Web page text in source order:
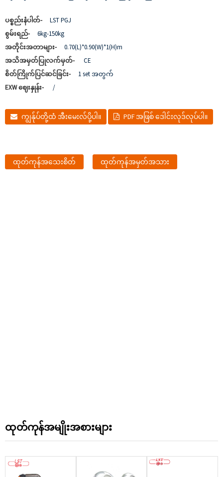
ပစ္စည်းနံပါတ်-
LST PGJ
စွမ်းရည်-
6kg-150kg
အတိုင်းအတာများ-
0.70(L)*0.90(W)*1(H)m
အသိအမှတ်ပြုလက်မှတ်-
CE
စိတ်ကြိုက်ပြင်ဆင်ခြင်း-
1 set အတွက်
EXW ဈေးနှုန်း-
/
ကျွန်ုပ်တို့ထံ အီးမေးလ်ပို့ပါ။ PDF အဖြစ် ဒေါင်းလုဒ်လုပ်ပါ။
ထုတ်ကုန်အသေးစိတ် ထုတ်ကုန်အမှတ်အသား
ထုတ်ကုန်အမျိုးအစားများ